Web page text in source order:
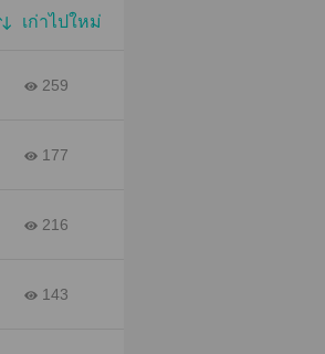
เก่าไปใหม่
259
177
216
143